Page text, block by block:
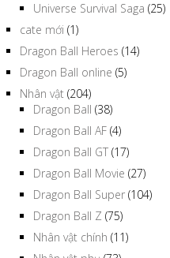
Universe Survival Saga (25)
cate mới (1)
Dragon Ball Heroes (14)
Dragon Ball online (5)
Nhân vật (204)
Dragon Ball (38)
Dragon Ball AF (4)
Dragon Ball GT (17)
Dragon Ball Movie (27)
Dragon Ball Super (104)
Dragon Ball Z (75)
Nhân vật chính (11)